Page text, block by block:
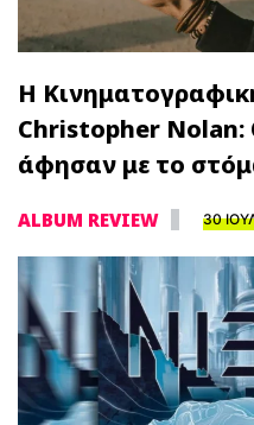
Η
Christopher Nolan:
άφησαν με το
ALBUM REVIEW 30